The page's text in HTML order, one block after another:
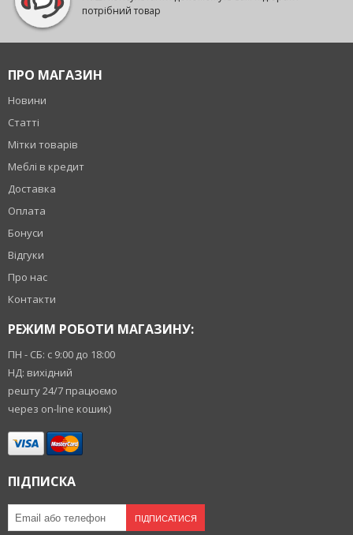
потрібний товар
ПРО МАГАЗИН
Новини
Статті
Мітки товарів
Меблі в кредит
Доставка
Оплата
Бонуси
Відгуки
Про нас
Контакти
РЕЖИМ РОБОТИ МАГАЗИНУ:
ПН - СБ: с 9:00 до 18:00
НД: вихідний
решту 24/7 працюємо
через on-line кошик)
ПІДПИСКА
ПІДПИСАТИСЯ